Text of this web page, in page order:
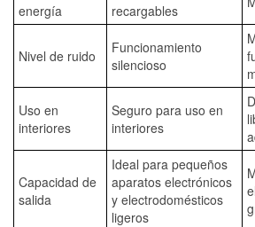
energía
recargables
Nivel de ruido
Funcionamiento
silencioso
Uso en
interiores
Seguro para uso en
interiores
Capacidad de
salida
Ideal para pequeños
aparatos electrónicos
y electrodomésticos
ligeros